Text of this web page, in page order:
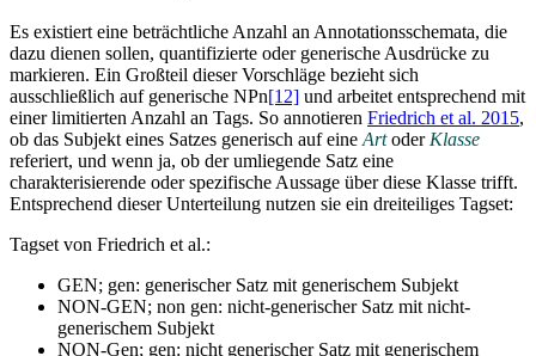
Es existiert eine beträchtliche Anzahl an Annotationsschemata, die
dazu dienen sollen, quantifizierte oder generische Ausdrücke zu
markieren. Ein Großteil dieser Vorschläge bezieht sich
ausschließlich auf generische NPn[12] und arbeitet entsprechend mit
einer limitierten Anzahl an Tags. So annotieren Friedrich et al. 2015,
ob das Subjekt eines Satzes generisch auf eine Artoder Klasse
referiert, und wenn ja, ob der umliegende Satz eine
charakterisierende oder spezifische Aussage über diese Klasse trifft.
Entsprechend dieser Unterteilung nutzen sie ein dreiteiliges Tagset:
Tagset von Friedrich et al.:
GEN; gen: generischer Satz mit generischem Subjekt
NON-GEN; non gen: nicht-generischer Satz mit nicht-
generischem Subjekt
NON-Gen; gen: nicht generischer Satz mit generischem